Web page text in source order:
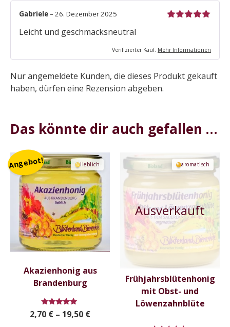
Gabriele– 26. Dezember 2025
Leicht und geschmacksneutral
Verifizierter Kauf. Mehr Informationen
Nur angemeldete Kunden, die dieses Produkt gekauft
haben, dürfen eine Rezension abgeben.
Das könnte dir auch gefallen …
Angebot! lieblich
Akazienhonig aus
Brandenburg
Bewertet
mit
2,70 € – 19,50 €
Dieses
Produkt
weist
mehrere
Varianten
auf.
Die
Optionen
werden
aromatisch
Frühjahrsblütenhonig
mit Obst- und
Löwenzahnblüte
Dieses
Produkt
weist
mehrere
Varianten
auf.
Die
Optionen
können
der
Produktseite
gewählt
Wir informieren dich über Neuigkeiten,
wissenswerte Informationen und
Werbeaktionen. Wir freuen uns wenn wir dich in
Zukunft erreichen können. Als
Willkommensrabatt schenke wir dir für deinen
Abonnieren